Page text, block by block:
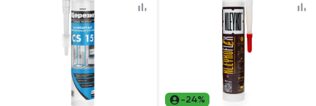
-24%